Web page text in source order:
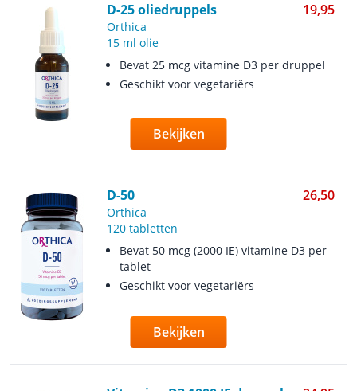
D-25 oliedruppels 19,95
Orthica
15 ml olie
Bevat 25 mcg vitamine D3 per druppel
Geschikt voor vegetariërs
Bekijken
D-50 26,50
Orthica
120 tabletten
Bevat 50 mcg (2000 IE) vitamine D3 per
tablet
Geschikt voor vegetariërs
Bekijken